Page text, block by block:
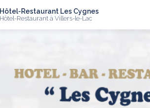
Hôtel-Restaurant Les Cygnes
Hôtel-Restaurant à Villers-le-Lac